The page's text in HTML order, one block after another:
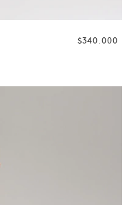
$340.000